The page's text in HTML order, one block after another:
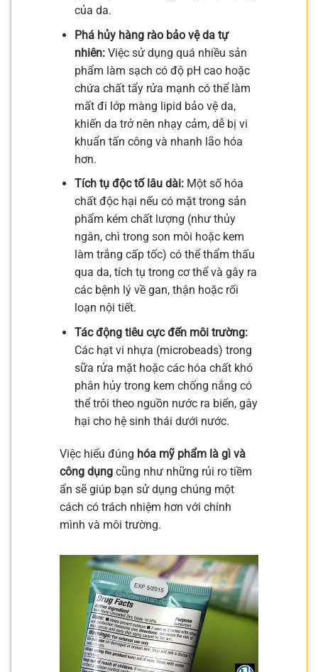
của da.
Phá hủy hàng rào bảo vệ da tự
nhiên:Việc sử dụng quá nhiều sản
phẩm làm sạch có độ pH cao hoặc
chứa chất tẩy rửa mạnh có thể làm
mất đi lớp màng lipid bảo vệ da,
khiến da trở nên nhạy cảm, dễ bị vi
khuẩn tấn công và nhanh lão hóa
hơn.
Tích tụ độc tố lâu dài:Một số hóa
chất độc hại nếu có mặt trong sản
phẩm kém chất lượng (như thủy
ngân, chì trong son môi hoặc kem
làm trắng cấp tốc) có thể thẩm thấu
qua da, tích tụ trong cơ thể và gây ra
các bệnh lý về gan, thận hoặc rối
loạn nội tiết.
Tác động tiêu cực đến môi trường:
Các hạt vi nhựa (microbeads) trong
sữa rửa mặt hoặc các hóa chất khó
phân hủy trong kem chống nắng có
thể trôi theo nguồn nước ra biển, gây
hại cho hệ sinh thái dưới nước.
Việc hiểu đúng hóa mỹ phẩm là gì và
công dụng cũng như những rủi ro tiềm
ẩn sẽ giúp bạn sử dụng chúng một
cách có trách nhiệm hơn với chính
mình và môi trường.